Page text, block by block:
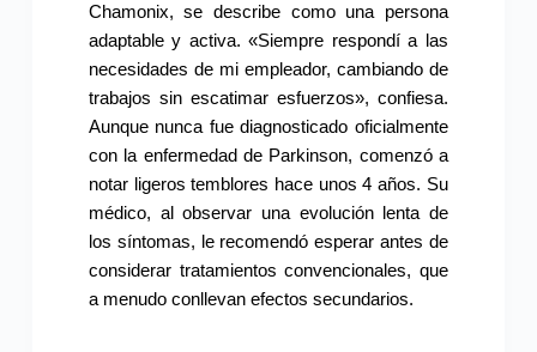
Chamonix, se describe como una persona
adaptable y activa. «Siempre respondí a las
necesidades de mi empleador, cambiando de
trabajos sin escatimar esfuerzos», confiesa.
Aunque nunca fue diagnosticado oficialmente
con la enfermedad de Parkinson, comenzó a
notar ligeros temblores hace unos 4 años. Su
médico, al observar una evolución lenta de
los síntomas, le recomendó esperar antes de
considerar tratamientos convencionales, que
a menudo conllevan efectos secundarios.